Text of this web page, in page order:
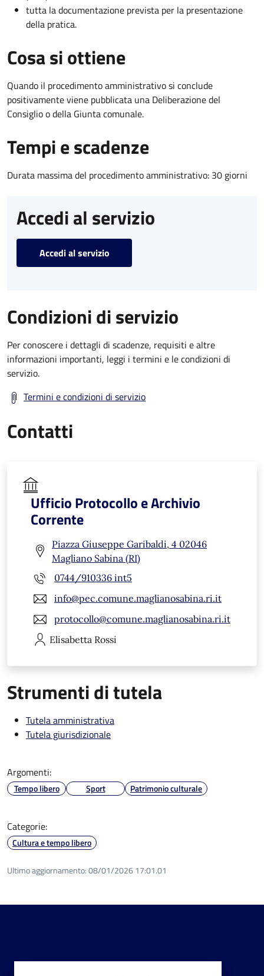
tutta la documentazione prevista per la presentazione
della pratica.
Cosa si ottiene
Quando il procedimento amministrativo si conclude
positivamente viene pubblicata una Deliberazione del
Consiglio o della Giunta comunale.
Tempi e scadenze
Durata massima del procedimento amministrativo: 30 giorni
Accedi al servizio
Accedi al servizio
Condizioni di servizio
Per conoscere i dettagli di scadenze, requisiti e altre
informazioni importanti, leggi i termini e le condizioni di
servizio.
Termini e condizioni di servizio
Contatti
Ufficio Protocollo e Archivio
Corrente
Piazza Giuseppe Garibaldi, 4 02046
Magliano Sabina (RI)
0744/910336 int5
info@pec.comune.maglianosabina.ri.it
protocollo@comune.maglianosabina.ri.it
Elisabetta Rossi
Strumenti di tutela
Tutela amministrativa
Tutela giurisdizionale
Argomenti:
Tempo libero Sport Patrimonio culturale
Categorie:
Cultura e tempo libero
Ultimo aggiornamento:08/01/2026 17:01.01